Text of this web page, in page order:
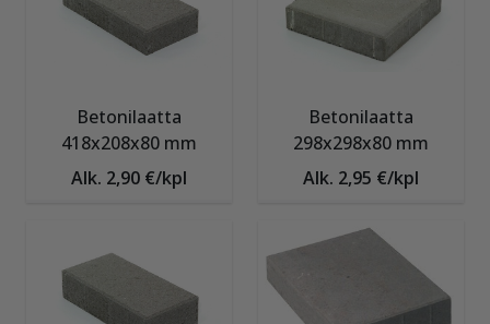
Betonilaatta
418x208x80 mm
Alk. 2,90 €/kpl
Betonilaatta
298x298x80 mm
Alk. 2,95 €/kpl